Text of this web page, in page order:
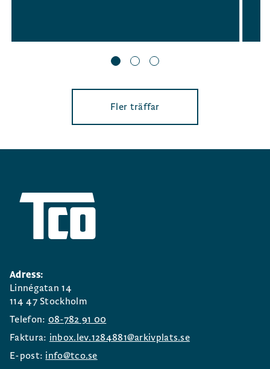
Fler träffar
Adress:
Linnégatan 14
114 47 Stockholm
Telefon: 08-782 91 00
Faktura: inbox.lev.1284881@arkivplats.se
E-post: info@tco.se